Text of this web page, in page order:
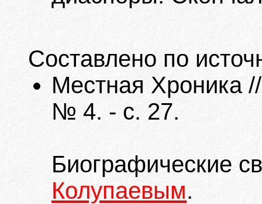
Составлено по
Местная Хроника
№ 4. - с. 27.
Биографические
Колупаевым.